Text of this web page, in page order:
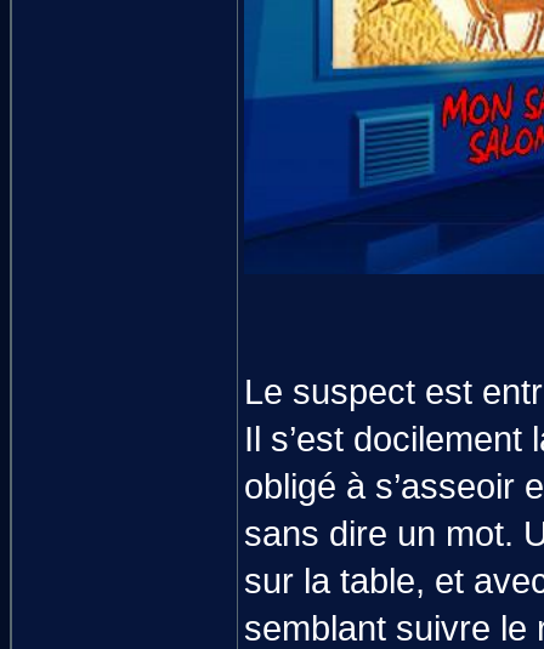
Le suspect est
Il s’est docilement
obligé à s’asseoir
sans dire un mot.
sur la table, et
semblant suivre le